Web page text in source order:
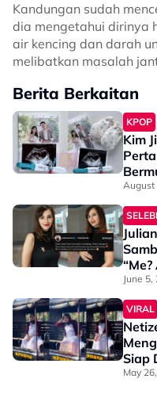
Kandungan sudah
dia mengetahui dirinya
air kencing dan darah
melibatkan masalah
Berita Berkaitan
KPOP
Kim
August
June 5,
VIRAL
Siap
Diam
May